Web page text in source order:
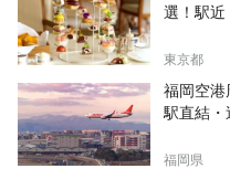
選！駅近
東京都
福岡空港
駅直結・
福岡県